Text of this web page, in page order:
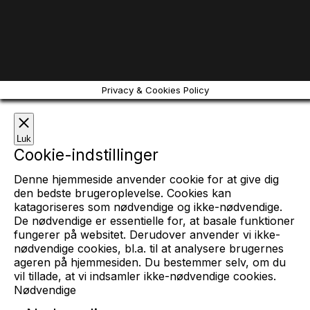
Privacy & Cookies Policy
Luk
Cookie-indstillinger
Denne hjemmeside anvender cookie for at give dig
den bedste brugeroplevelse. Cookies kan
katagoriseres som nødvendige og ikke-nødvendige.
De nødvendige er essentielle for, at basale funktioner
fungerer på websitet. Derudover anvender vi ikke-
nødvendige cookies, bl.a. til at analysere brugernes
ageren på hjemmesiden. Du bestemmer selv, om du
vil tillade, at vi indsamler ikke-nødvendige cookies.
Nødvendige